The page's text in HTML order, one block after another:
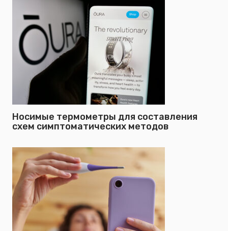
Носимые термометры для составления
схем симптоматических методов